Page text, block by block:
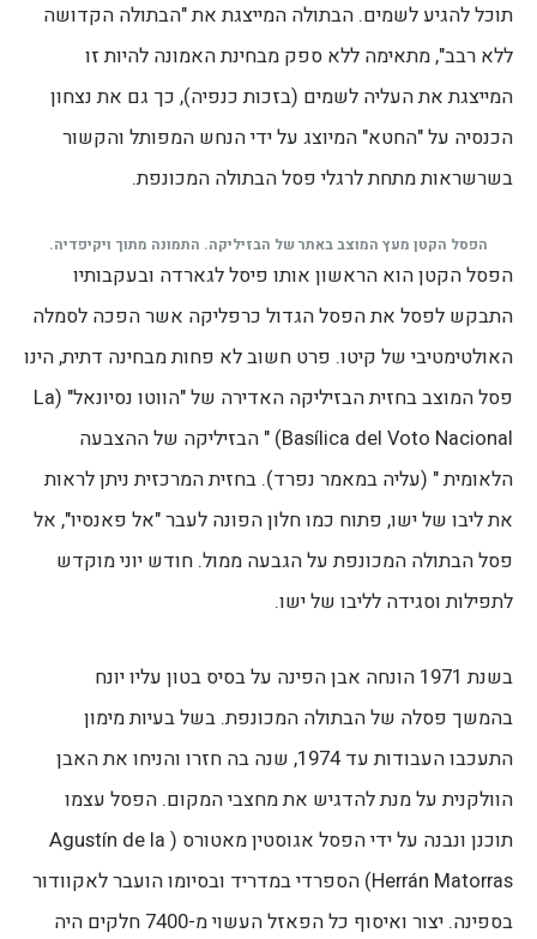
תוכל להגיע לשמים. הבתולה המייצגת את "הבתולה הקדושה
ללא רבב", מתאימה ללא ספק מבחינת האמונה להיות זו
המייצגת את העליה לשמים (בזכות כנפיה), כך גם את נצחון
הכנסיה על "החטא" המיוצג על ידי הנחש המפותל והקשור
בשרשראות מתחת לרגלי פסל הבתולה המכונפת.
הפסל הקטן מעץ המוצב באתר של הבזיליקה. התמונה מתוך ויקיפדיה.
הפסל הקטן הוא הראשון אותו פיסל לגארדה ובעקבותיו
התבקש לפסל את הפסל הגדול כרפליקה אשר הפכה לסמלה
האולטימטיבי של קיטו. פרט חשוב לא פחות מבחינה דתית, הינו
פסל המוצב בחזית הבזיליקה האדירה של "הווטו נסיונאל" (La
Basílica del Voto Nacional) " הבזיליקה של ההצבעה
הלאומית " (עליה במאמר נפרד). בחזית המרכזית ניתן לראות
את ליבו של ישו, פתוח כמו חלון הפונה לעבר "אל פאנסיו", אל
פסל הבתולה המכונפת על הגבעה ממול. חודש יוני מוקדש
לתפילות וסגידה לליבו של ישו.
בשנת 1971 הונחה אבן הפינה על בסיס בטון עליו יונח
בהמשך פסלה של הבתולה המכונפת. בשל בעיות מימון
התעכבו העבודות עד 1974, שנה בה חזרו והניחו את האבן
הוולקנית על מנת להדגיש את מחצבי המקום. הפסל עצמו
תוכנן ונבנה על ידי הפסל אגוסטין מאטורס ( Agustín de la
Herrán Matorras) הספרדי במדריד ובסיומו הועבר לאקוודור
בספינה. יצור ואיסוף כל הפאזל העשוי מ-7400 חלקים היה